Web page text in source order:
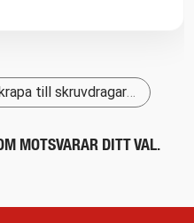
till skruvdragare 50”
MOTSVARAR DITT VAL.